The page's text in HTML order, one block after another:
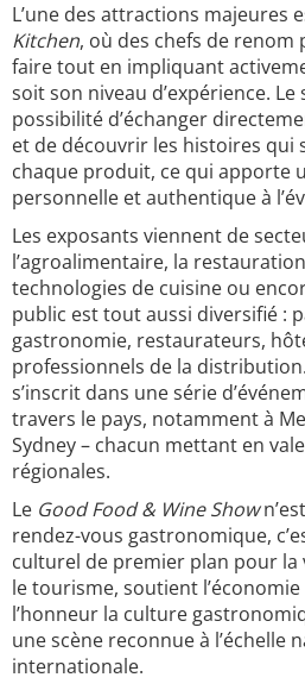
L’une des attractions majeures
Kitchen, où des chefs de
faire tout en impliquant
soit son niveau d’expérience.
possibilité d’échanger
et de découvrir les histoires qui
chaque produit, ce qui apporte
personnelle et authentique à
Les exposants viennent de
l’agroalimentaire, la
technologies de cuisine ou
public est tout aussi diversifié :
gastronomie, restaurateurs,
professionnels de la
s’inscrit dans une série
travers le pays, notamment à
Sydney – chacun mettant en
régionales.
Le Good Food & Wine Show
rendez-vous gastronomique,
culturel de premier plan pour la
le tourisme, soutient
l’honneur la culture
une scène reconnue à l’échelle
internationale.